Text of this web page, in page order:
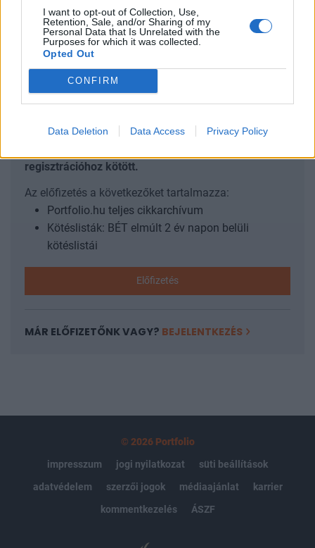
I want to opt-out of Collection, Use,
Retention, Sale, and/or Sharing of my
Personal Data that Is Unrelated with the
Purposes for which it was collected.
Opted Out
CONFIRM
Data Deletion Data Access Privacy Policy
bíróságot olyan támadások érték, amelyek aláássák
legitimitását, igazságszolgáltatási képességét, valamint a
nemzetközi jognak és az alapvető jogoknak az
érvényesülését. Az ICC-t az ENSZ Biztonsági Tanácsának...
KEDVES OLVASÓNK!
A keresett cikk a portfolio.hu hírarchívumához
regisztrációhoz kötött.
Az előfizetés a következőket tartalmazza:
Portfolio.hu teljes cikkarchívum
Kötéslisták: BÉT elmúlt 2 év napon belüli
kötéslistái
Előfizetés
MÁR ELŐFIZETŐNK VAGY? BEJELENTKEZÉS
© 2026 Portfolio
impresszum
jogi nyilatkozat
süti beállítások
adatvédelem
szerzői jogok médiaajánlat
karrier
kommentkezelés
ÁSZF